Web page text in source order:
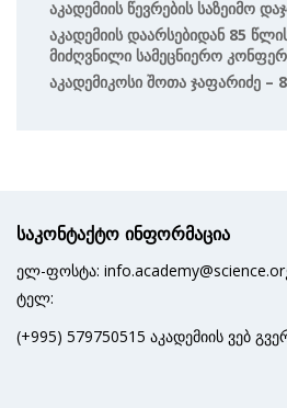
Აკადემიის Წევრების Საზეიმო
Აკადემიის Დაარსებიდან 85
Მიძღვნილი Სამეცნიერო
Აკადემიკოსი Შოთა Ჯაფარიძე –
საკონტაქტო ინფორმაცია
ელ-ფოსტა:
ტელ:
(+995) 579750515 აკადემიის ვებ